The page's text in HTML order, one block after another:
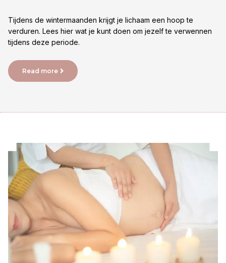
Tijdens de wintermaanden krijgt je lichaam een hoop te
verduren. Lees hier wat je kunt doen om jezelf te verwennen
tijdens deze periode.
Read more